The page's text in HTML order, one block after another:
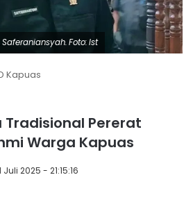
Foto: Ist
Kapuas
Tradisional Pererat
Warga Kapuas
Juli 2025 - 21:15:16